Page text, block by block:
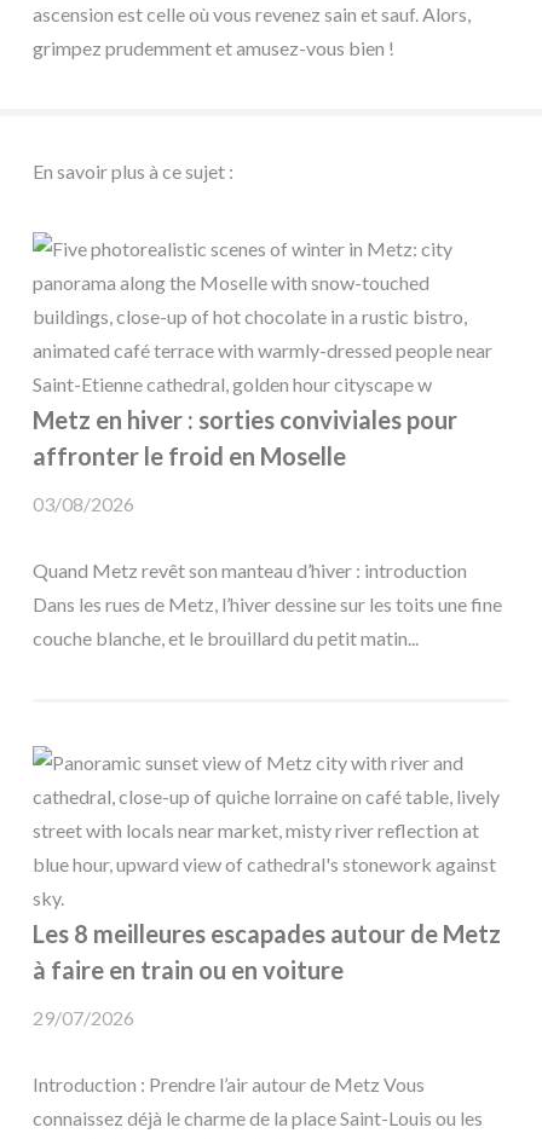
ascension est celle où vous revenez sain et sauf. Alors,
grimpez prudemment et amusez-vous bien !
En savoir plus à ce sujet :
Metz en hiver : sorties conviviales pour
affronter le froid en Moselle
03/08/2026
Quand Metz revêt son manteau d’hiver : introduction
Dans les rues de Metz, l’hiver dessine sur les toits une fine
couche blanche, et le brouillard du petit matin...
Les 8 meilleures escapades autour de Metz
à faire en train ou en voiture
29/07/2026
Introduction : Prendre l’air autour de Metz Vous
connaissez déjà le charme de la place Saint-Louis ou les